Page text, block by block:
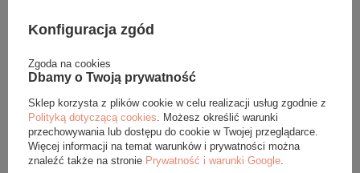
Konfiguracja zgód
Zgoda na cookies
Dbamy o Twoją prywatność
Sklep korzysta z plików cookie w celu realizacji usług zgodnie z
Polityką dotyczącą cookies . Możesz określić warunki
przechowywania lub dostępu do cookie w Twojej przeglądarce.
Więcej informacji na temat warunków i prywatności można
znaleźć także na stronie Prywatność i warunki Google